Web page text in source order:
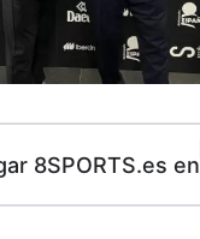
8SPORTS.es en